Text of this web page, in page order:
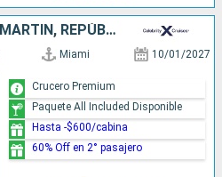
ESTADOS UNIDOS, SAN MARTÍN, REPÚBLICA DOMINICANA
Miami 10/01/2027
Crucero Premium
Paquete All Included Disponible
Hasta -$600/cabina
60% Off en 2° pasajero